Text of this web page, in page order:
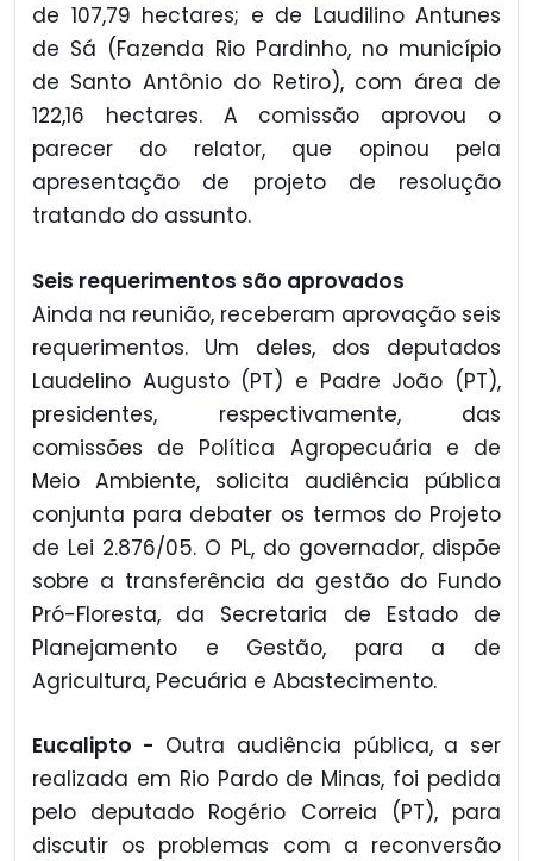
de 107,79 hectares; e de Laudilino Antunes
de Sá (Fazenda Rio Pardinho, no município
de Santo Antônio do Retiro), com área de
122,16 hectares. A comissão aprovou o
parecer do relator, que opinou pela
apresentação de projeto de resolução
tratando do assunto.
Seis requerimentos são aprovados
Ainda na reunião, receberam aprovação seis
requerimentos. Um deles, dos deputados
Laudelino Augusto (PT) e Padre João (PT),
presidentes, respectivamente, das
comissões de Política Agropecuária e de
Meio Ambiente, solicita audiência pública
conjunta para debater os termos do Projeto
de Lei 2.876/05. O PL, do governador, dispõe
sobre a transferência da gestão do Fundo
Pró-Floresta, da Secretaria de Estado de
Planejamento e Gestão, para a de
Agricultura, Pecuária e Abastecimento.
Eucalipto - Outra audiência pública, a ser
realizada em Rio Pardo de Minas, foi pedida
pelo deputado Rogério Correia (PT), para
discutir os problemas com a reconversão